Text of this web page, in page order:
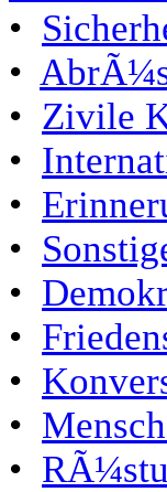
•
•
• Zivile
•
•
•
•
•
•
•
•